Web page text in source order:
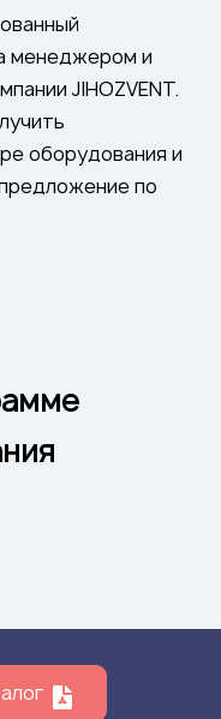
менеджером и
JIHOZVENT.
оборудования и
по